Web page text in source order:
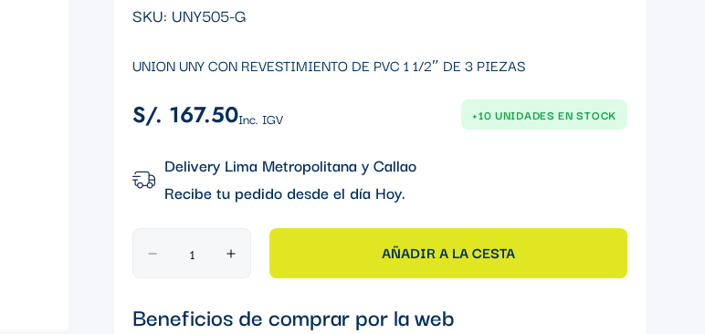
SKU: UNY505-G
UNION UNY CON REVESTIMIENTO DE PVC 1 1/2″ DE 3 PIEZAS
Precio
S/. 167.50Inc. IGV +10 UNIDADES EN STOCK
Delivery Lima Metropolitana y Callao
Recibe tu pedido desde el día Hoy.
AÑADIR A LA CESTA
Beneficios de comprar por la web